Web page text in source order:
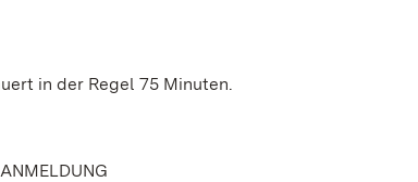
in der Regel 75 Minuten.